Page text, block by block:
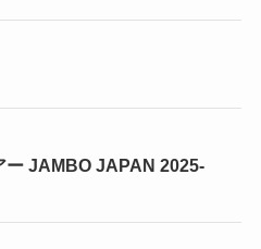
JAMBO JAPAN 2025-